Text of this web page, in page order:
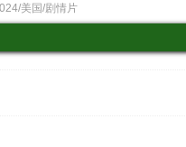
美国/剧情片